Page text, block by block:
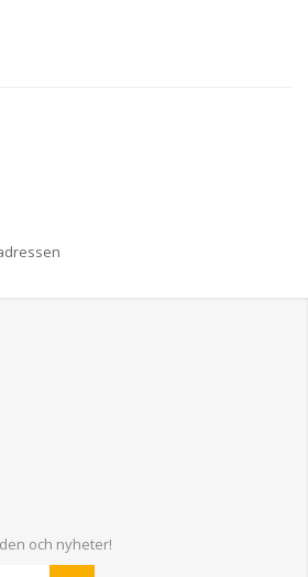
och nyheter!